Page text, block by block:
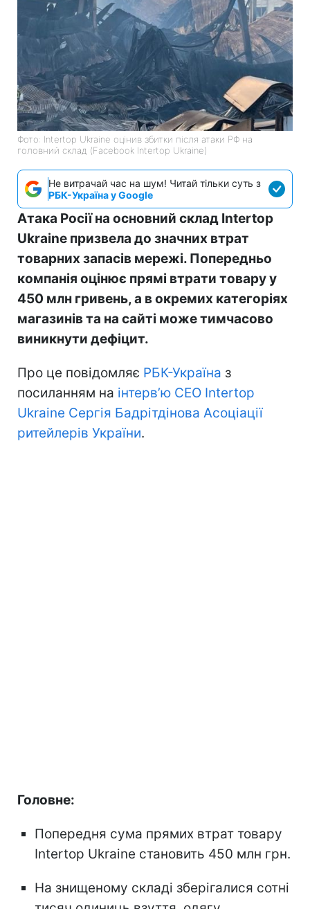
Фото: Intertop Ukraine оцінив збитки після атаки РФ на
головний склад (Facebook Intertop Ukraine)
Не витрачай час на шум! Читай тільки суть з
РБК-Україна у Google
Атака Росії на основний склад Intertop
Ukraine призвела до значних втрат
товарних запасів мережі. Попередньо
компанія оцінює прямі втрати товару у
450 млн гривень, а в окремих категоріях
магазинів та на сайті може тимчасово
виникнути дефіцит.
Про це повідомляє РБК-Україна з
посиланням на інтерв’ю CEO Intertop
Ukraine Сергія Бадрітдінова Асоціації
ритейлерів України.
Головне:
Попередня сума прямих втрат товару
Intertop Ukraine становить 450 млн грн.
На знищеному складі зберігалися сотні